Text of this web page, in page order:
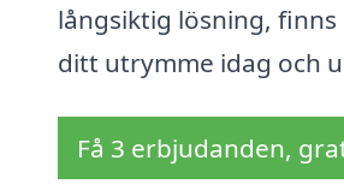
långsiktig lösning,
ditt utrymme idag och
Få 3 erbjudanden,